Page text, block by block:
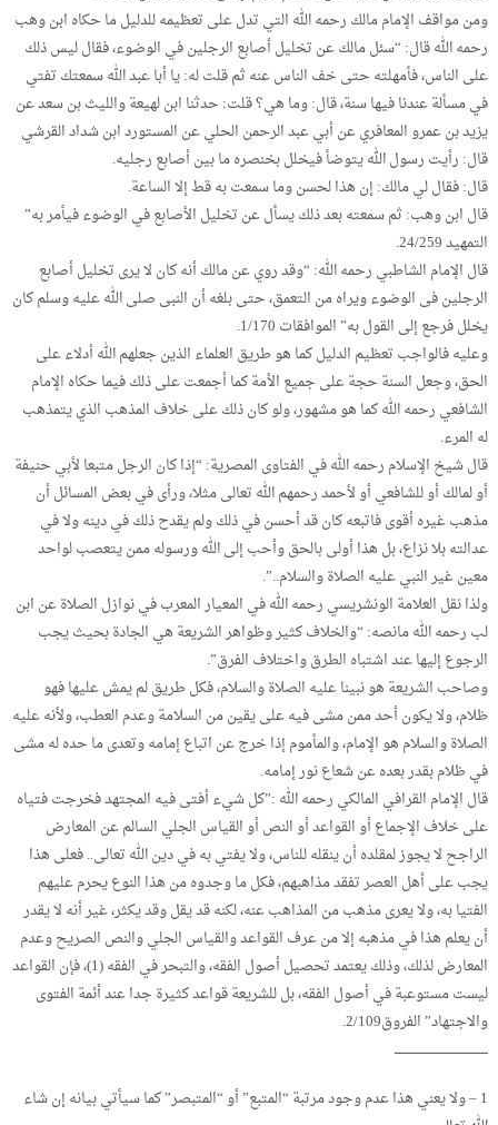
ومن مواقف الإمام مالك رحمه الله التي تدل على تعظيمه للدليل ما حكاه ابن وهب
رحمه الله قال: “سئل مالك عن تخليل أصابع الرجلين في الوضوء، فقال ليس ذلك
على الناس، فأمهلته حتى خف الناس عنه ثم قلت له: يا أبا عبد الله سمعتك تفتي
في مسألة عندنا فيها سنة، قال: وما هي؟ قلت: حدثنا ابن لهيعة والليث بن سعد عن
يزيد بن عمرو المعافري عن أبي عبد الرحمن الحلي عن المستورد ابن شداد القرشي
قال: رأيت رسول الله يتوضأ فيخلل بخنصره ما بين أصابع رجليه.
قال: فقال لي مالك: إن هذا لحسن وما سمعت به قط إلا الساعة.
قال ابن وهب: ثم سمعته بعد ذلك يسأل عن تخليل الأصابع في الوضوء فيأمر به”
التمهيد 24/259.
قال الإمام الشاطبي رحمه الله: “وقد روي عن مالك أنه كان لا يرى تخليل أصابع
الرجلين فى الوضوء ويراه من التعمق، حتى بلغه أن النبى صلى الله عليه وسلم كان
يخلل فرجع إلى القول به” الموافقات 1/170.
وعليه فالواجب تعظيم الدليل كما هو طريق العلماء الذين جعلهم الله أدلاء على
الحق، وجعل السنة حجة على جميع الأمة كما أجمعت على ذلك فيما حكاه الإمام
الشافعي رحمه الله كما هو مشهور، ولو كان ذلك على خلاف المذهب الذي يتمذهب
له المرء.
قال شيخ الإسلام رحمه الله في الفتاوى المصرية: “إذا كان الرجل متبعا لأبي حنيفة
أو لمالك أو للشافعي أو لأحمد رحمهم الله تعالى مثلا، ورأى في بعض المسائل أن
مذهب غيره أقوى فاتبعه كان قد أحسن في ذلك ولم يقدح ذلك في دينه ولا في
عدالته بلا نزاع، بل هذا أولى بالحق وأحب إلى الله ورسوله ممن يتعصب لواحد
معين غير النبي عليه الصلاة والسلام..”.
ولذا نقل العلامة الونشريسي رحمه الله في المعيار المعرب في نوازل الصلاة عن ابن
لب رحمه الله مانصه: “والخلاف كثير وظواهر الشريعة هي الجادة بحيث يجب
الرجوع إليها عند اشتباه الطرق واختلاف الفرق”.
وصاحب الشريعة هو نبينا عليه الصلاة والسلام، فكل طريق لم يمش عليها فهو
ظلام، ولا يكون أحد ممن مشى فيه على يقين من السلامة وعدم العطب، ولأنه عليه
الصلاة والسلام هو الإمام، والمأموم إذا خرج عن اتباع إمامه وتعدى ما حده له مشى
في ظلام بقدر بعده عن شعاع نور إمامه.
قال الإمام القرافي المالكي رحمه الله :”كل شيء أفتى فيه المجتهد فخرجت فتياه
على خلاف الإجماع أو القواعد أو النص أو القياس الجلي السالم عن المعارض
الراجح لا يجوز لمقلده أن ينقله للناس، ولا يفتي به في دين الله تعالى.. فعلى هذا
يجب على أهل العصر تفقد مذاهبهم، فكل ما وجدوه من هذا النوع يحرم عليهم
الفتيا به، ولا يعرى مذهب من المذاهب عنه، لكنه قد يقل وقد يكثر، غير أنه لا يقدر
أن يعلم هذا في مذهبه إلا من عرف القواعد والقياس الجلي والنص الصريح وعدم
المعارض لذلك، وذلك يعتمد تحصيل أصول الفقه، والتبحر في الفقه (1)، فإن القواعد
ليست مستوعبة في أصول الفقه، بل للشريعة قواعد كثيرة جدا عند أئمة الفتوى
والاجتهاد” الفروق2/109.
ــــــــــــــــــــــــــــــــــــــــــ
1 – ولا يعني هذا عدم وجود مرتبة “المتبع” أو “المتبصر” كما سيأتي بيانه إن شاء